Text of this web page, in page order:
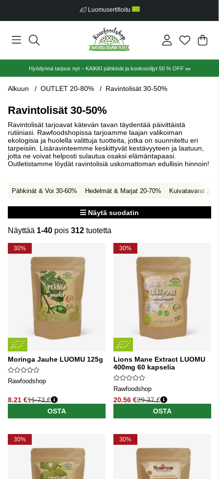
Ilmainen toimitus alkaen €30
.
Hyödynnä tarjous nyt – KAIKKI pähkinät ja kookosöljyt 50 % OFF 🥜
Alkuun OUTLET 20-80% Ravintolisät 30-50%
Ravintolisät 30-50%
Ravintolisät tarjoavat kätevän tavan täydentää päivittäistä
rutiiniasi. Rawfoodshopissa tarjoamme laajan valikoiman
ekologisia ja huolella valittuja tuotteita, jotka on suunniteltu eri
tarpeisiin. Lisäravinteemme keskittyvät kestävyyteen ja laatuun,
jotta ne voivat helposti sulautua osaksi elämäntapaasi.
Outletistamme löydät ravintolisiä uskomattoman edullisin hinnoin!
Pähkinät & Voi 30-60% Hedelmät & Marjat 20-70% Kuivatavarat 20-
Näytä suodatin
Näyttää 1-40 pois 312 tuotetta
Tuotteet
30%
Moringa Jauhe LUOMU 125g
Rawfoodshop
8.21 €
Normaali hinta
11.73 €
OSTA
30%
Lions Mane Extract LUOMU
400mg 60 kapselia
Rawfoodshop
20.56 €
Normaali hinta
29.37 €
OSTA
30% 30%